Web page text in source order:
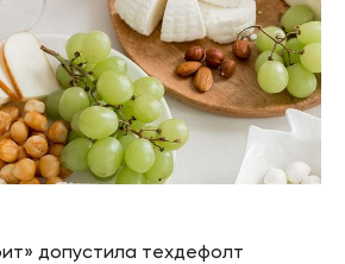
допустила техдефолт